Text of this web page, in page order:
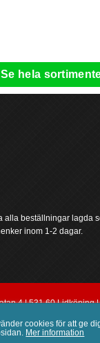
cookies för att ge
Mer information
Se hela
alla beställningar lagda
inom 1-2 dagar.
4 | 531 60 Lidköping